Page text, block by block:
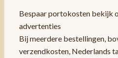
Bespaar portokosten bekijk
advertenties
Bij meerdere bestellingen,
verzendkosten, Nederlands